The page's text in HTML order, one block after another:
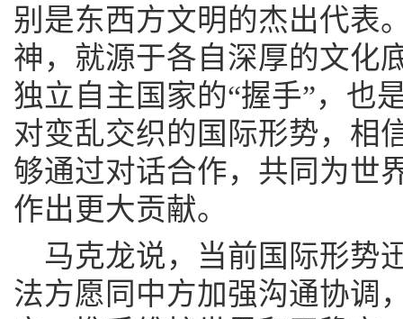
别是东西方文明的杰出代表
神，就源于各自深厚的文化
独立自主国家的“握手”，也
对变乱交织的国际形势，相
够通过对话合作，共同为世
作出更大贡献。
马克龙说，当前国际形势
法方愿同中方加强沟通协调